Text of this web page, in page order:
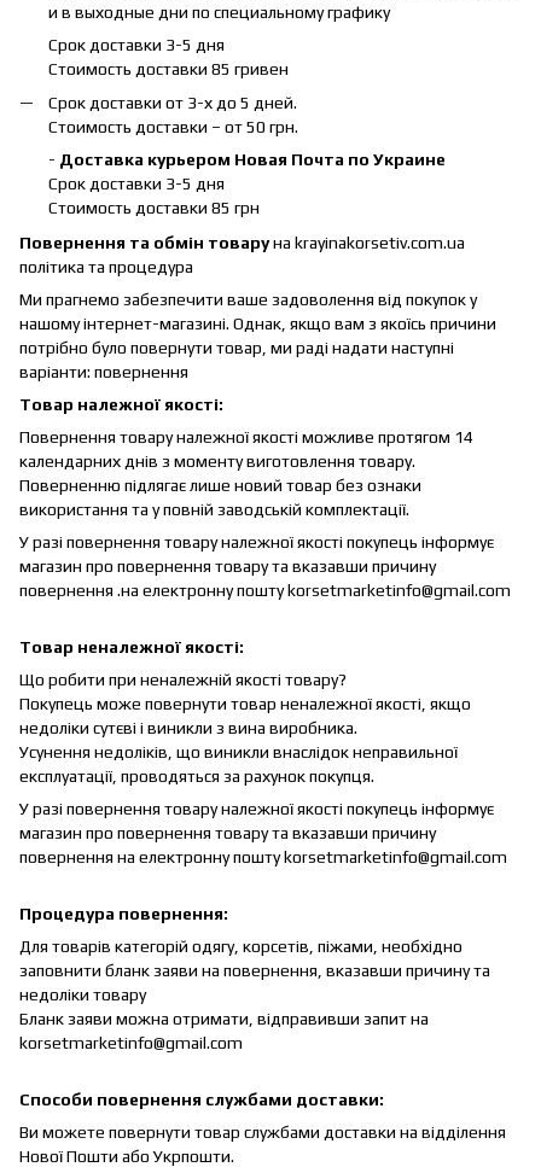
и в выходные дни по специальному графику
Срок доставки 3-5 дня
Стоимость доставки 85 гривен
Срок доставки от 3-х до 5 дней.
Стоимость доставки – от 50 грн.
- Доставка курьером Новая Почта по Украине
Срок доставки 3-5 дня
Стоимость доставки 85 грн
Повернення та обмін товаруна krayinakorsetiv.com.ua
політика та процедура
Ми прагнемо забезпечити ваше задоволення від покупок у
нашому інтернет-магазині. Однак, якщо вам з якоїсь причини
потрібно було повернути товар, ми раді надати наступні
варіанти: повернення
Товар належної якості:
Повернення товару належної якості можливе протягом 14
календарних днів з моменту виготовлення товару.
Поверненню підлягає лише новий товар без ознаки
використання та у повній заводській комплектації.
У разі повернення товару належної якості покупець інформує
магазин про повернення товару та вказавши причину
повернення .на електронну пошту korsetmarketinfo@gmail.com
Товар неналежної якості:
Що робити при неналежній якості товару?
Покупець може повернути товар неналежної якості, якщо
недоліки сутєві і виникли з вина виробника.
Усунення недоліків, що виникли внаслідок неправильної
експлуатації, проводяться за рахунок покупця.
У разі повернення товару належної якості покупець інформує
магазин про повернення товару та вказавши причину
повернення на електронну пошту korsetmarketinfo@gmail.com
Процедура повернення:
Для товарів категорій одягу, корсетів, піжами, необхідно
заповнити бланк заяви на повернення, вказавши причину та
недоліки товару
Бланк заяви можна отримати, відправивши запит на
korsetmarketinfo@gmail.com
Способи повернення службами доставки:
Ви можете повернути товар службами доставки на відділення
Нової Пошти або Укрпошти.